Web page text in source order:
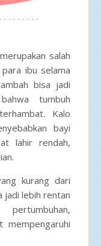
merupakan salah
ibu selama
bisa jadi
tumbuh
Kalo
bayi
lahir rendah,
kurang dari
jadi lebih rentan
mempengaruhi